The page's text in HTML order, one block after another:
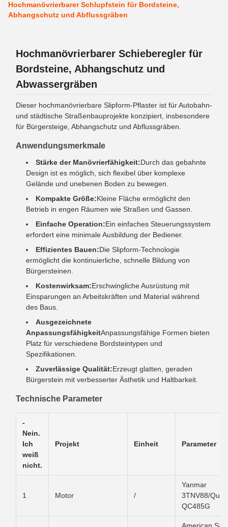
Hochmanövrierbarer Schlupfstein für Bordsteine,
Abhangschutz und Abflussgräben
Hochmanövrierbarer Schieberegler für
Bordsteine, Abhangschutz und
Abwassergräben
Dieser hochmanövrierbare Slipform-Pflaster ist für Autobahn-
und städtische Straßenbauprojekte konzipiert, insbesondere
für Bürgersteige, Abhangschutz und Abflussgräben.
Anwendungsmerkmale
Stärke der Manövrierfähigkeit:Durch das gebahnte
Design ist es möglich, sich flexibel über komplexe
Gelände und unebenen Boden zu bewegen.
Kompakte Größe:Kleine Fläche ermöglicht den
Betrieb in engen Räumen wie Straßen und Gassen.
Einfache Operation:Ein einfaches Steuerungssystem
erfordert eine minimale Ausbildung der Bediener.
Effizientes Bauen:Die Slipform-Technologie
ermöglicht die kontinuierliche, schnelle Bildung von
Bürgersteinen.
Kostenwirksam:Erschwingliche Ausrüstung mit
Einsparungen an Arbeitskräften und Material während
des Baus.
Ausgezeichnete
AnpassungsfähigkeitAnpassungsfähige Formen bieten
Platz für verschiedene Bordsteintypen und
Spezifikationen.
Zuverlässige Qualität:Erzeugt glatten, geraden
Bürgerstein mit verbesserter Ästhetik und Haltbarkeit.
Technische Parameter
-
Nein.
Ich
weiß
nicht.
Projekt Einheit Parameter
1 Motor /
Yanmar
3TNV88/
QC485G